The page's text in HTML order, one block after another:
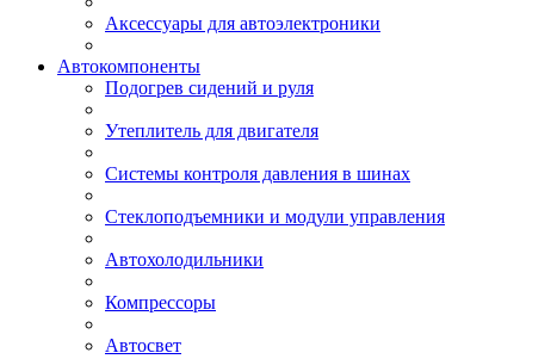
Аксессуары для автоэлектроники
Автокомпоненты
Подогрев сидений и руля
Утеплитель для двигателя
Системы контроля давления в шинах
Стеклоподъемники и модули управления
Автохолодильники
Компрессоры
Автосвет